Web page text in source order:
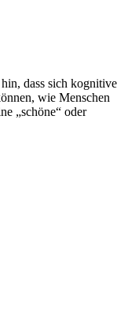
dass sich kognitive
wie Menschen
„schöne“ oder